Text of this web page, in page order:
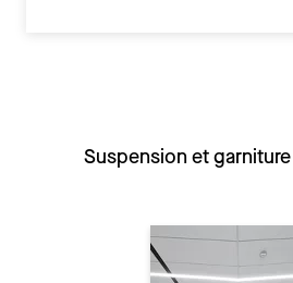
Suspension et